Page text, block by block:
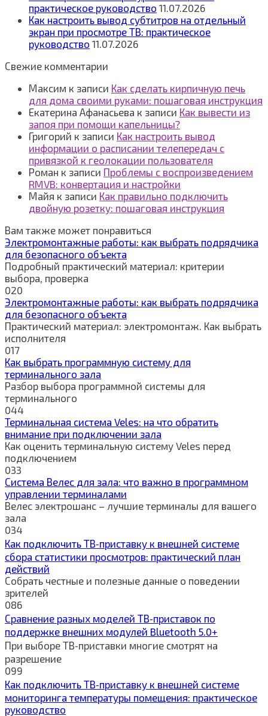
практическое руководство 11.07.2026
Как настроить вывод субтитров на отдельный
экран при просмотре ТВ: практическое
руководство 11.07.2026
Свежие комментарии
Максим к записи Как сделать кирпичную печь
для дома своими руками: пошаговая инструкция
Екатерина Афанасьева к записи Как вывести из
запоя при помощи капельницы?
Григорий к записи Как настроить вывод
информации о расписании телепередач с
привязкой к геолокации пользователя
Роман к записи Проблемы с воспроизведением
RMVB: конвертация и настройки
Майя к записи Как правильно подключить
двойную розетку: пошаговая инструкция
Вам также может понравиться
Электромонтажные работы: как выбрать подрядчика
для безопасного объекта
Подробный практический материал: критерии
выбора, проверка
020
Электромонтажные работы: как выбрать подрядчика
для безопасного объекта
Практический материал: электромонтаж. Как выбрать
исполнителя
017
Как выбрать программную систему для
терминального зала
Разбор выбора программной системы для
терминального
044
Терминальная система Veles: на что обратить
внимание при подключении зала
Как оценить терминальную систему Veles перед
подключением
033
Система Велес для зала: что важно в программном
управлении терминалами
Велес электрошанс – лучшие терминалы для вашего
зала
034
Как подключить ТВ‑приставку к внешней системе
сбора статистики просмотров: практический план
действий
Собрать честные и полезные данные о поведении
зрителей
086
Сравнение разных моделей ТВ‑приставок по
поддержке внешних модулей Bluetooth 5.0+
При выборе ТВ‑приставки многие смотрят на
разрешение
099
Как подключить ТВ‑приставку к внешней системе
мониторинга температуры помещения: практическое
руководство